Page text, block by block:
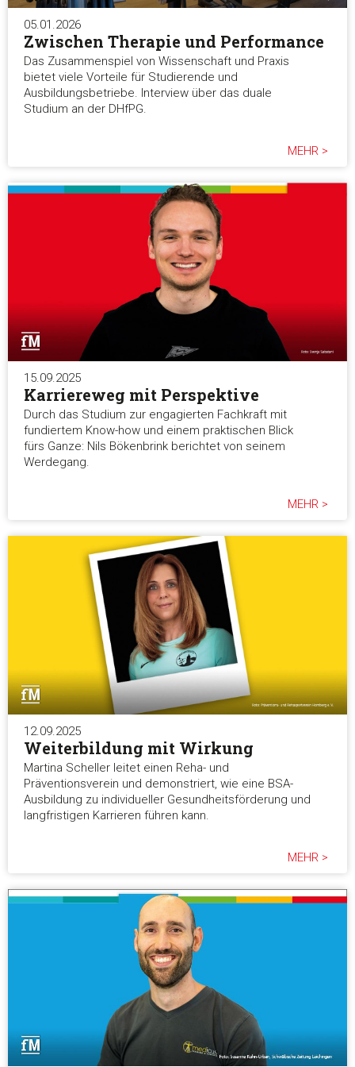
Einwilligungsauswahl
Notwendig
Präferenzen
Marketing
Alle akzeptieren
Auswahl erlauben
05.01.2026
Zwischen Therapie und Performance
Das Zusammenspiel von Wissenschaft und Praxis
bietet viele Vorteile für Studierende und
Ausbildungsbetriebe. Interview über das duale
Studium an der DHfPG.
MEHR >
15.09.2025
Karriereweg mit Perspektive
Durch das Studium zur engagierten Fachkraft mit
fundiertem Know-how und einem praktischen Blick
fürs Ganze: Nils Bökenbrink berichtet von seinem
Werdegang.
MEHR >
12.09.2025
Weiterbildung mit Wirkung
Martina Scheller leitet einen Reha- und
Präventionsverein und demonstriert, wie eine BSA-
Ausbildung zu individueller Gesundheitsförderung und
langfristigen Karrieren führen kann.
MEHR >